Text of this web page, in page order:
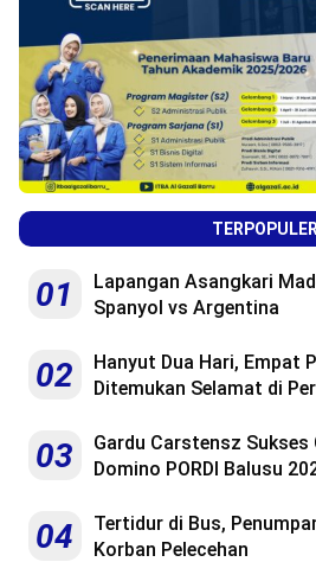
TERPOPULER
01
Lapangan Asangkari
Spanyol vs Argentina
02
Hanyut Dua Hari, Empat
Ditemukan Selamat di
03
Gardu Carstensz Sukses
Domino PORDI Balusu
04
Tertidur di Bus,
Korban Pelecehan